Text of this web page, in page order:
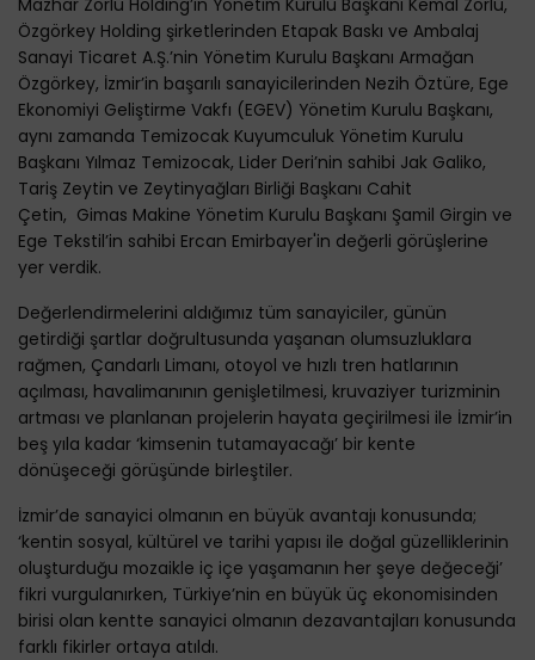
Özgörkey Holding şirketlerinden Etapak Baskı ve Ambalaj
Sanayi Ticaret A.Ş.’nin Yönetim Kurulu Başkanı Armağan
Özgörkey, İzmir’in başarılı sanayicilerinden Nezih Öztüre, Ege
Ekonomiyi Geliştirme Vakfı (EGEV) Yönetim Kurulu Başkanı,
aynı zamanda Temizocak Kuyumculuk Yönetim Kurulu
Başkanı Yılmaz Temizocak, Lider Deri’nin sahibi Jak Galiko,
Tariş Zeytin ve Zeytinyağları Birliği Başkanı Cahit
Çetin, Gimas Makine Yönetim Kurulu Başkanı Şamil Girgin ve
Ege Tekstil’in sahibi Ercan Emirbayer'in değerli görüşlerine
yer verdik.
Değerlendirmelerini aldığımız tüm sanayiciler, günün
getirdiği şartlar doğrultusunda yaşanan olumsuzluklara
rağmen, Çandarlı Limanı, otoyol ve hızlı tren hatlarının
açılması, havalimanının genişletilmesi, kruvaziyer turizminin
artması ve planlanan projelerin hayata geçirilmesi ile İzmir’in
beş yıla kadar ‘kimsenin tutamayacağı’ bir kente
dönüşeceği görüşünde birleştiler.
İzmir’de sanayici olmanın en büyük avantajı konusunda;
‘kentin sosyal, kültürel ve tarihi yapısı ile doğal güzelliklerinin
oluşturduğu mozaikle iç içe yaşamanın her şeye değeceği’
fikri vurgulanırken, Türkiye’nin en büyük üç ekonomisinden
birisi olan kentte sanayici olmanın dezavantajları konusunda
farklı fikirler ortaya atıldı.